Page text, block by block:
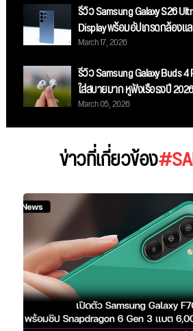
รีวิว Samsung Galaxy S26
Display พร้อมอัปเกรดกล้องแล
เดิม
March 17, 2026
รีวิว Samsung Galaxy Buds
ใส่สบายมาก หูฟังเรือธงปี
March 05, 2026
ข่าวที่เกี่ยวข้อง